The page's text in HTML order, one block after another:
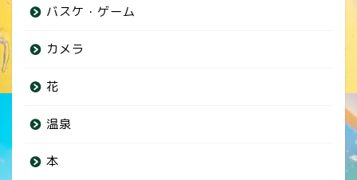
バスケ・ゲーム
カメラ
花
温泉
本